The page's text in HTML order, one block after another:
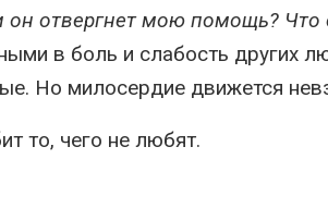
он отвергнет мою помощь? Что
в боль и слабость других
Но милосердие движется
то, чего не любят.